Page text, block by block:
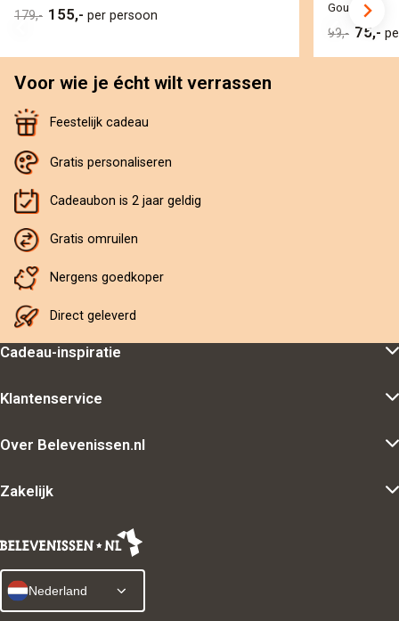
179,- 155,- per persoon
Gouda
99,- 75,-
Voor wie je écht wilt verrassen
Feestelijk cadeau
Gratis personaliseren
Cadeaubon is 2 jaar geldig
Gratis omruilen
Nergens goedkoper
Direct geleverd
Cadeau-inspiratie
Klantenservice
Over Belevenissen.nl
Zakelijk
Nederland